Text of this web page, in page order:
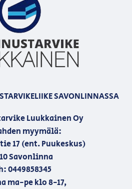
SAVONLINNASSA
Luukkainen Oy
myymälä:
17 (ent. Puukeskus)
Savonlinna
0449858345
ma-pe klo 8-17,